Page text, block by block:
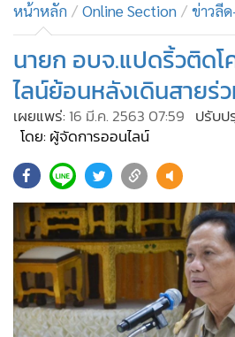
• บันเทิง
• คอลัมนิสต์
• ละคร
CbizReview
• ผู้จัดกวน
• Good health & Well-being
• Green Innovation & SD
• Management & HR
• MGR Live
• Infographic
หน้าหลัก Online Section ข่าวลี
นายก อบจ.แปดริ้วติดโ
ไลน์ย้อนหลังเดินสายร่
เผยแพร่: 16 มี.ค. 2563 07:59 ปรับป
โดย: ผู้จัดการออนไลน์